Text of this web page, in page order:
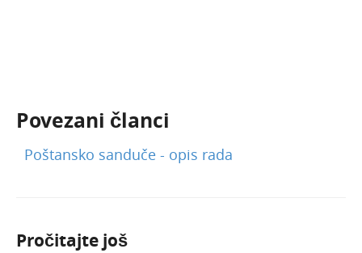
Novosti 2019
API - programska aplikacija
Povezani članci
Poštansko sanduče - opis rada
Pročitajte još